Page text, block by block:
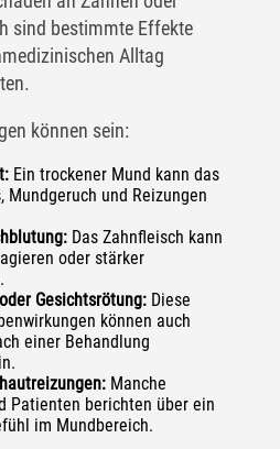
sind bestimmte Effekte
Alltag
können sein:
Ein trockener Mund kann das
Mundgeruch und Reizungen
Das Zahnfleisch kann
oder stärker
Gesichtsrötung: Diese
können auch
einer Behandlung
Manche
Patienten berichten über ein
im Mundbereich.